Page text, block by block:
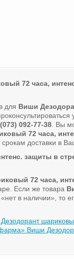
72 часа,
для Виши
092-77-38 . Вы
72 часа,
доставки в
защиты в
72 часа,
Если же товара
«нет в наличии», то
Виши